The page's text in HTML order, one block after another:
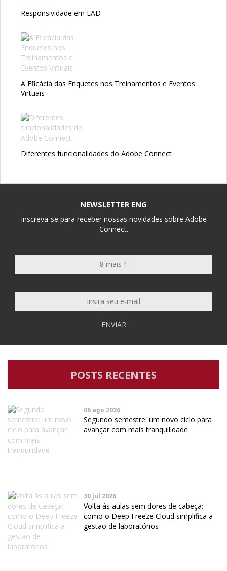
Responsividade em EAD
A Eficácia das Enquetes nos Treinamentos e Eventos
Virtuais
Diferentes funcionalidades do Adobe Connect
NEWSLETTER ENG
Inscreva-se para receber nossas novidades sobre Adobe
Connect.
ENVIAR
POSTS RECENTES
06 ago 2026
Segundo semestre: um novo ciclo para
avançar com mais tranquilidade
30 jul 2026
Volta às aulas sem dores de cabeça:
como o Deep Freeze Cloud simplifica a
gestão de laboratórios